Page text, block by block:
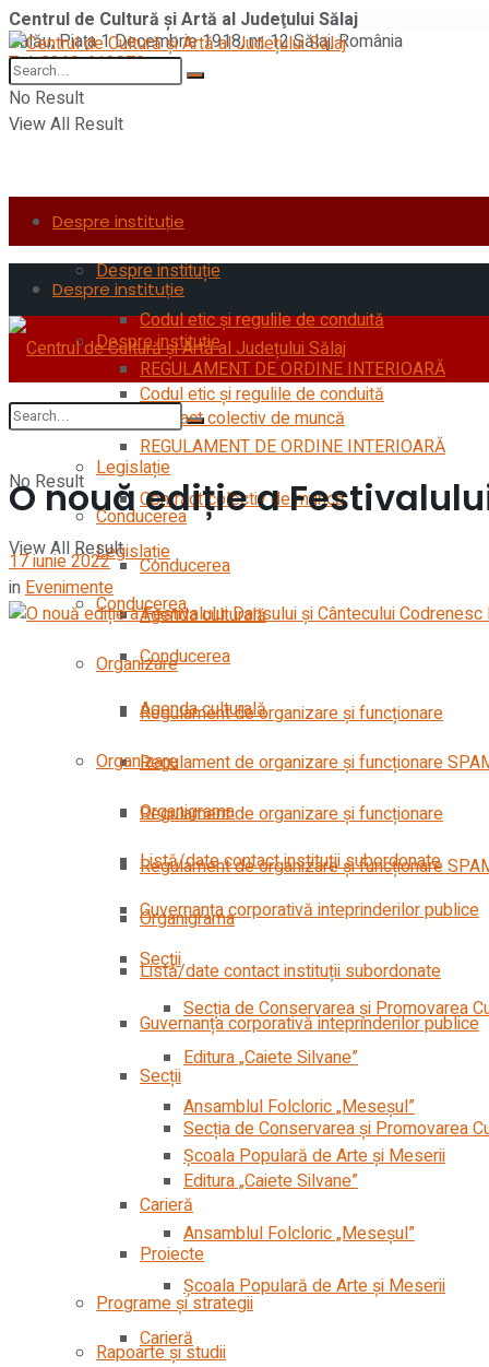
Centrul de Cultură şi Artă al Judeţului Sălaj
Zalău, Piaţa 1 Decembrie 1918, nr. 12 Sălaj, România
Tel: 0260-612870
No Result
View All Result
Despre instituție
Despre instituție
Codul etic şi regulile de conduită
REGULAMENT DE ORDINE INTERIOARĂ
Contract colectiv de muncă
Legislație
Conducerea
Conducerea
Agenda culturală
Organizare
Regulament de organizare și funcționare
Regulament de organizare și funcționare
Organigrama
Listă/date contact instituții subordonate
Guvernanța corporativă inteprinderilor publice
Secții
Secția de Conservarea şi Promovarea
Editura „Caiete Silvane”
Ansamblul Folcloric „Meseşul”
Școala Populară de Arte și Meserii
Carieră
Proiecte
Programe și strategii
Rapoarte și studii
Despre instituție
Despre instituție
Codul etic şi regulile de conduită
REGULAMENT DE ORDINE INTERIOARĂ
Contract colectiv de muncă
Legislație
Conducerea
Conducerea
Agenda culturală
Organizare
Regulament de organizare și funcționare
Regulament de organizare și funcționare
Organigrama
Listă/date contact instituții subordonate
Guvernanța corporativă inteprinderilor publice
Secții
Secția de Conservarea şi Promovarea
Editura „Caiete Silvane”
Ansamblul Folcloric „Meseşul”
Școala Populară de Arte și Meserii
Carieră
No Result
View All Result
O nouă ediție a
17 iunie 2022
inEvenimente